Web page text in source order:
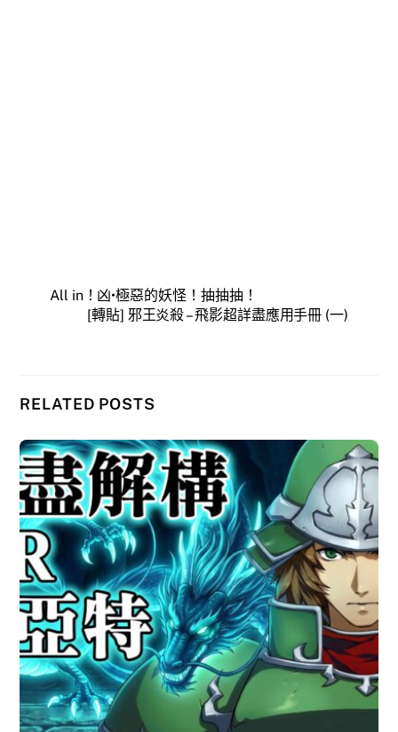
All in！凶•極惡的妖怪！抽抽抽！
[轉貼] 邪王炎殺 – 飛影超詳盡應用手冊 (一)
RELATED POSTS